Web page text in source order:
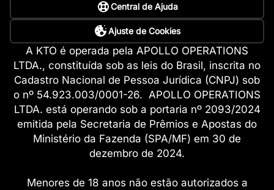
Central de Ajuda
Ajuste de Cookies
A KTO é operada pela APOLLO OPERATIONS
LTDA., constituída sob as leis do Brasil, inscrita no
Cadastro Nacional de Pessoa Jurídica (CNPJ) sob
o nº 54.923.003/0001-26. APOLLO OPERATIONS
LTDA. está operando sob a portaria nº 2093/2024
emitida pela Secretaria de Prêmios e Apostas do
Ministério da Fazenda (SPA/MF) em 30 de
dezembro de 2024.
Menores de 18 anos não estão autorizados a